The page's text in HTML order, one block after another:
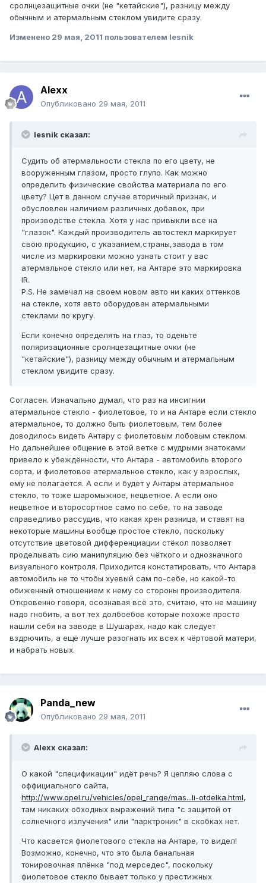
сролнцезащитные очки (не "кетайские"), разницу между
обычным и атермальным стеклом увидите сразу.
Изменено 29 мая, 2011 пользователем lesnik
Alexx
Опубликовано 29 мая, 2011
lesnik сказал:
Судить об атермальности стекла по его цвету, не
вооруженным глазом, просто глупо. Как можно
определить физические свойства материала по его
цвету? Цет в данном случае вторичный признак, и
обусловлен наличием различных добавок, при
производстве стекла. Хотя у нас привыкли все на
"глазок". Каждый производитель автостекл маркирует
свою продукцию, с указанием,страны,завода в том
числе из маркировки можно узнать стоит у вас
атермальное стекло или нет, на Антаре это маркировка
IR.
P.S. Не замечал на своем новом авто ни каких оттенков
на стекле, хотя авто оборудован атермальными
стеклами по кругу.
Если конечно определять на глаз, то оденьте
поляризационные сролнцезащитные очки (не
"кетайские"), разницу между обычным и атермальным
стеклом увидите сразу.
Согласен. Изначально думал, что раз на инсигнии
атермальное стекло - фиолетовое, то и на Антаре если стекло
атермальное, то должно быть фиолетовым, тем более
доводилось видеть Антару с фиолетовым лобовым стеклом.
Но дальнейшее общение в этой ветке с мудрыми знатоками
привело к убеждённости, что Антара - автомобиль второго
сорта, и фиолетовое атермальное стекло, как у взрослых,
ему не полагается. А если и будет у Антары атермальное
стекло, то тоже шаромыжное, нецветное. А если оно
нецветное и второсортное само по себе, то на заводе
справедливо рассудив, что какая хрен разница, и ставят на
некоторые машины вообще простое стекло, поскольку
отсутствие цветовой дифференциации стёкол позволяет
проделывать сию манипуляцию без чёткого и однозначного
визуального контроля. Приходится констатировать, что Антара
автомобиль не то чтобы хуевый сам по-себе, но какой-то
обиженный отношением к нему со стороны производителя.
Откровенно говоря, осознавая всё это, считаю, что не машину
надо гнобить, а вот тех долбоёбов которые похоже просто
нашли себя на заводе в Шушарах, надо как следует
вздрючить, а ещё лучше разогнать их всех к чёртовой матери,
и набрать новых.
Panda_new
Опубликовано 29 мая, 2011
Alexx сказал:
О какой "спецификации" идёт речь? Я цепляю слова с
оффициального сайта,
http://www.opel.ru/vehicles/opel_range/mas...li-otdelka.html,
там никаких обходных выражений типа "с защитой от
солнечного излучения" или "парктроник" в скобках нет.
Что касается фиолетового стекла на Антаре, то видел!
Возможно, конечно, что это была банальная
тонировочная плёнка "под мерседес", поскольку
фиолетовое стекло бывает только у престижных